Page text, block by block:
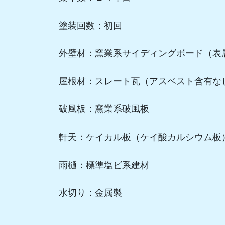
塗装回数：初回
外壁材：窯業系サイディングボード（表
屋根材：スレート瓦（アスベスト含有な
破風板：窯業系破風板
軒天：ケイカル板（ケイ酸カルシウム板）
雨樋：標準塩ビ系建材
水切り：金属製